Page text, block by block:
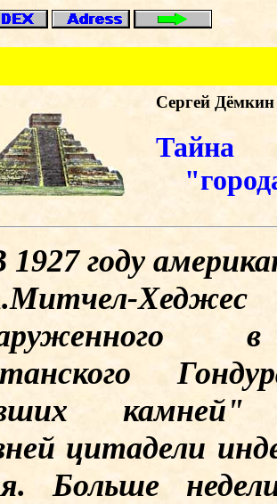
Сергей Дёмкин
Тайна
году
Хеджес
камней"
цитадели
Больше